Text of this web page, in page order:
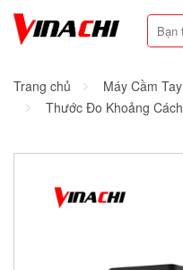
Trang chủ Máy Cầm Tay
Thước Đo Khoảng Cách